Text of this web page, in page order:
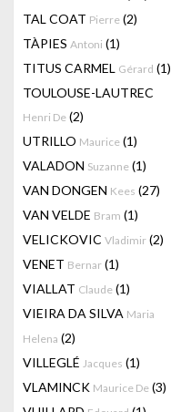
TAL COAT Pierre (2)
TÀPIES Antoni (1)
TITUS CARMEL Gérard (1)
TOULOUSE-LAUTREC
Henri De (2)
UTRILLO Maurice (1)
VALADON Suzanne (1)
VAN DONGEN Kees (27)
VAN VELDE Bram (1)
VELICKOVIC Vladimir (2)
VENET Bernar (1)
VIALLAT Claude (1)
VIEIRA DA SILVA Maria
Helena (2)
VILLEGLÉ Jacques (1)
VLAMINCK Maurice De (3)